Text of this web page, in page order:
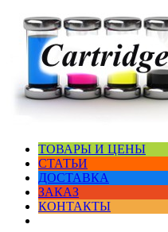
ТОВАРЫ И ЦЕНЫ
СТАТЬИ
ДОСТАВКА
ЗАКАЗ
КОНТАКТЫ